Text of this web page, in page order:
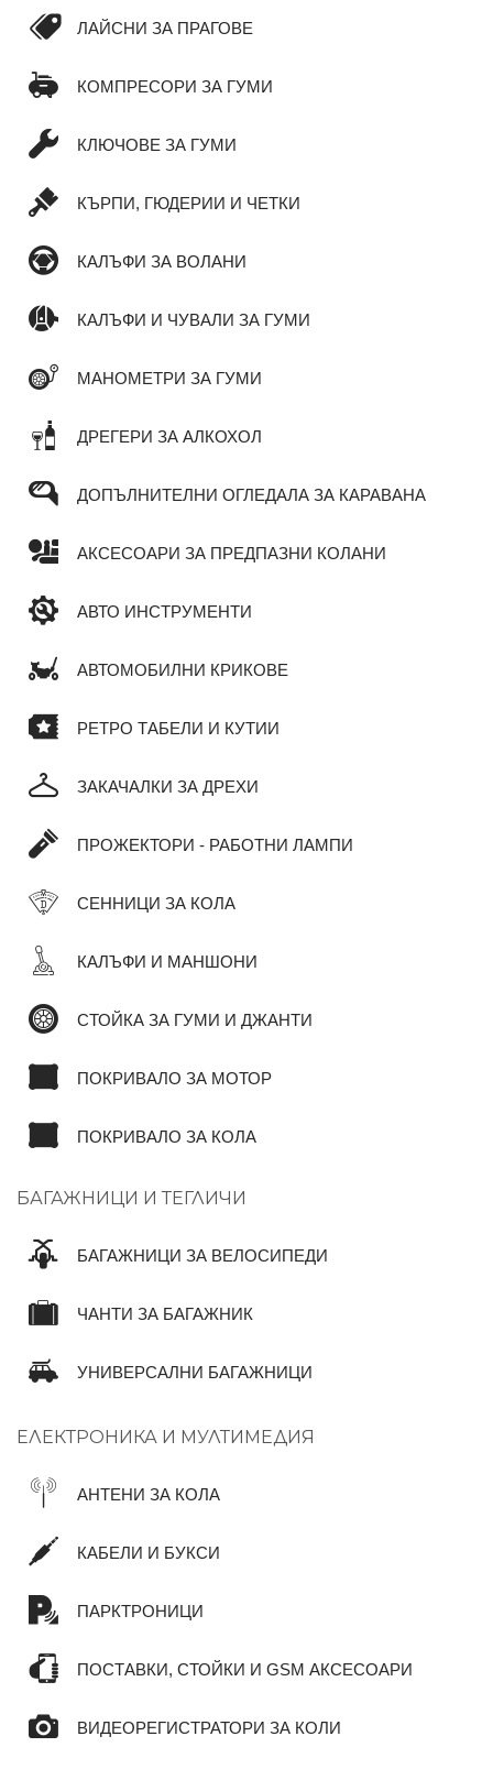
ЛАЙСНИ ЗА ПРАГОВЕ
КОМПРЕСОРИ ЗА ГУМИ
КЛЮЧОВЕ ЗА ГУМИ
КЪРПИ, ГЮДЕРИИ И ЧЕТКИ
КАЛЪФИ ЗА ВОЛАНИ
КАЛЪФИ И ЧУВАЛИ ЗА ГУМИ
МАНОМЕТРИ ЗА ГУМИ
ДРЕГЕРИ ЗА АЛКОХОЛ
ДОПЪЛНИТЕЛНИ ОГЛЕДАЛА ЗА КАРАВАНА
АКСЕСОАРИ ЗА ПРЕДПАЗНИ КОЛАНИ
АВТО ИНСТРУМЕНТИ
АВТОМОБИЛНИ КРИКОВЕ
РЕТРО ТАБЕЛИ И КУТИИ
ЗАКАЧАЛКИ ЗА ДРЕХИ
ПРОЖЕКТОРИ - РАБОТНИ ЛАМПИ
СЕННИЦИ ЗА КОЛА
КАЛЪФИ И МАНШОНИ
СТОЙКА ЗА ГУМИ И ДЖАНТИ
ПОКРИВАЛО ЗА МОТОР
ПОКРИВАЛО ЗА КОЛА
БАГАЖНИЦИ И ТЕГЛИЧИ
БАГАЖНИЦИ ЗА ВЕЛОСИПЕДИ
ЧАНТИ ЗА БАГАЖНИК
УНИВЕРСАЛНИ БАГАЖНИЦИ
ЕЛЕКТРОНИКА И МУЛТИМЕДИЯ
АНТЕНИ ЗА КОЛА
КАБЕЛИ И БУКСИ
ПАРКТРОНИЦИ
ПОСТАВКИ, СТОЙКИ И GSM АКСЕСОАРИ
ВИДЕОРЕГИСТРАТОРИ ЗА КОЛИ